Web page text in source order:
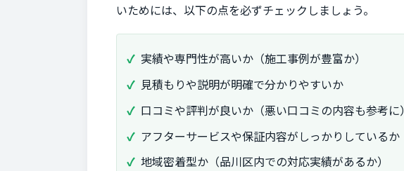
いためには、以下の点を必ずチェックしましょう。
実績や専門性が高いか（施工事例が豊富か）
見積もりや説明が明確で分かりやすいか
口コミや評判が良いか（悪い口コミの内容も参考に）
アフターサービスや保証内容がしっかりしているか
地域密着型か（品川区内での対応実績があるか）